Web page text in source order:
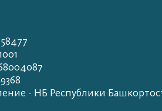
- НБ Республики